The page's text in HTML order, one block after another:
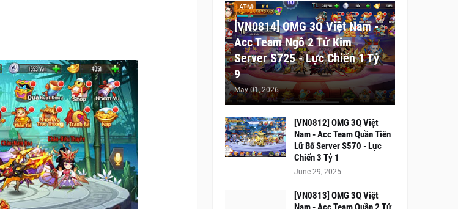
ATM
[VN0814] OMG 3Q Việt Nam -
Acc Team Ngô 2 Tử Kim
Server S725 - Lực Chiến 1 Tỷ
9
May 01, 2026
[VN0812] OMG 3Q Việt
Nam - Acc Team Quần Tiên
Lữ Bố Server S570 - Lực
Chiến 3 Tỷ 1
June 29, 2025
[VN0813] OMG 3Q Việt